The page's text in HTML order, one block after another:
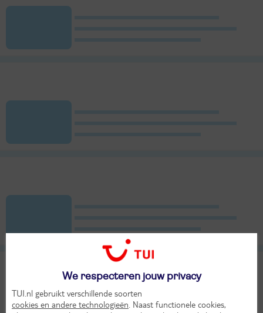
We respecteren jouw privacy
TUI.nl gebruikt verschillende soorten
cookies en andere technologieën . Naast functionele cookies,